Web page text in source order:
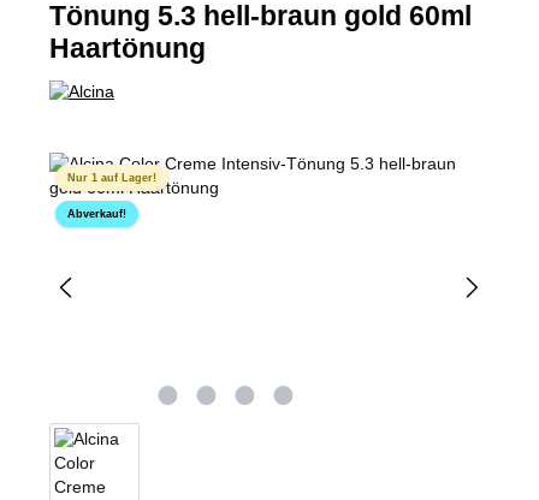
Tönung 5.3 hell-braun gold 60ml
Haartönung
Bildergalerie überspringen
Nur 1 auf Lager!
Abverkauf!